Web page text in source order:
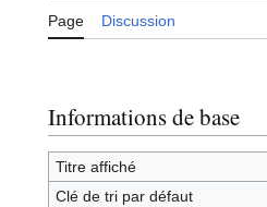
Page Discussion
Informations de base
Titre affiché
Clé de tri par défaut